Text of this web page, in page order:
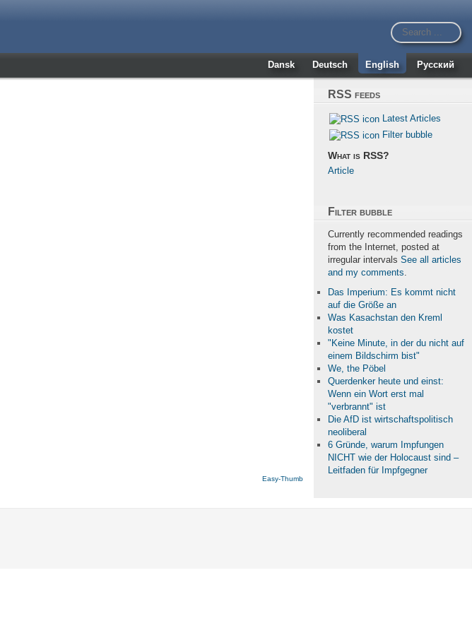
Dansk Deutsch English Русский
Easy-Thumb
RSS feeds
Latest Articles
Filter bubble
What is RSS?
Article
Filter bubble
Currently recommended readings
from the Internet, posted at
irregular intervals See all articles
and my comments.
Das Imperium: Es kommt nicht
auf die Größe an
Was Kasachstan den Kreml
kostet
"Keine Minute, in der du nicht auf
einem Bildschirm bist"
We, the Pöbel
Querdenker heute und einst:
Wenn ein Wort erst mal
"verbrannt" ist
Die AfD ist wirtschaftspolitisch
neoliberal
6 Gründe, warum Impfungen
NICHT wie der Holocaust sind –
Leitfaden für Impfgegner